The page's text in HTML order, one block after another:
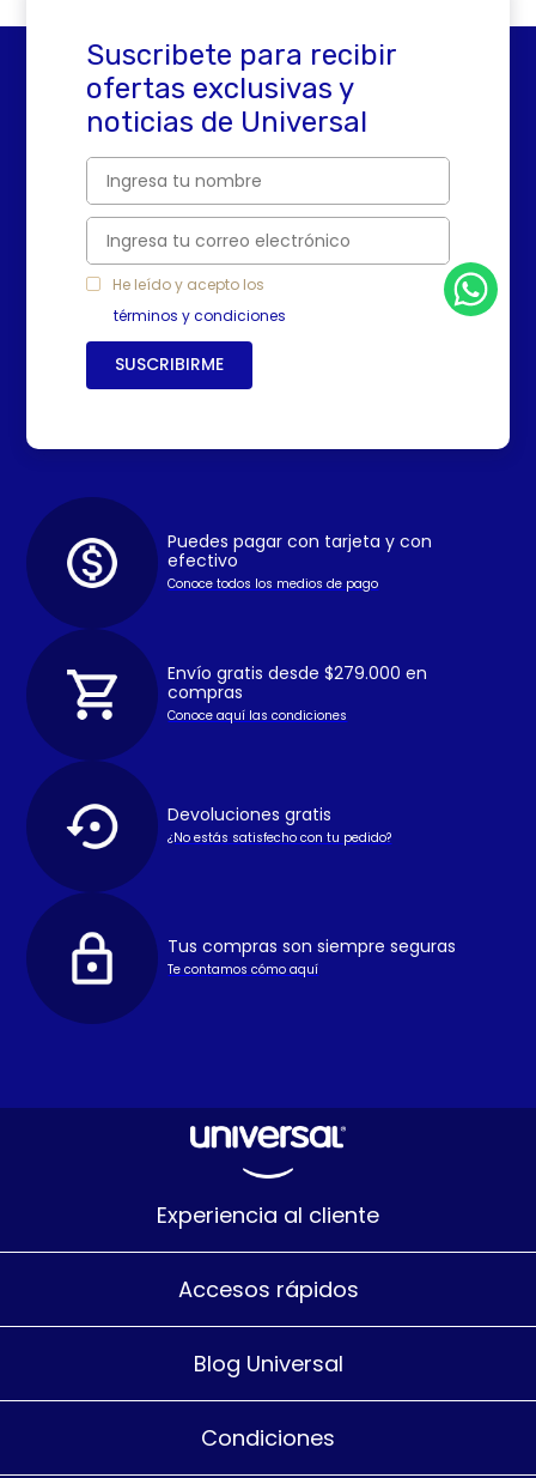
Suscribete para recibir
ofertas exclusivas y
noticias de Universal
He leído y acepto los
términos y condiciones
SUSCRIBIRME
Puedes pagar con tarjeta y con
efectivo
Conoce todos los medios de pago
Envío gratis desde $279.000 en
compras
Conoce aquí las condiciones
Devoluciones gratis
¿No estás satisfecho con tu pedido?
Tus compras son siempre seguras
Te contamos cómo aquí
Experiencia al cliente
Accesos rápidos
Blog Universal
Condiciones